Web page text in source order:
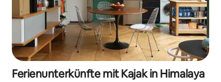
Ferienunterkünfte mit Kajak in Himalaya